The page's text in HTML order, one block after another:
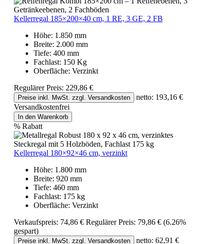
Kellerregal 185×200×40 cm, 1 RE, 3 GE, 2 FB
Höhe: 1.850 mm
Breite: 2.000 mm
Tiefe: 400 mm
Fachlast: 150 Kg
Oberfläche: Verzinkt
Regulärer Preis: 229,86 €
Preise inkl. MwSt. zzgl. Versandkosten
netto: 193,16 €
Versandkostenfrei
In den Warenkorb
% Rabatt
Kellerregal 180×92×46 cm, verzinkt
Höhe: 1.800 mm
Breite: 920 mm
Tiefe: 460 mm
Fachlast: 175 kg
Oberfläche: Verzinkt
Verkaufspreis: 74,86 € Regulärer Preis: 79,86 € (6.26%
gespart)
Preise inkl. MwSt. zzgl. Versandkosten
netto: 62,91 €